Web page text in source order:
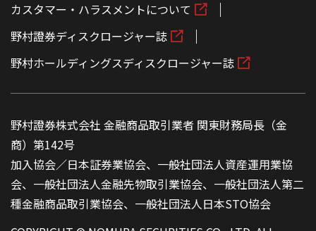
カスタマー・ハラスメントについて
野村證券ディスクロージャー誌
野村ホールディングスディスクロージャー誌
野村證券株式会社 金融商品取引業者 関東財務局長（金
商）第142号
加入協会／日本証券業協会、一般社団法人資産運用業協
会、一般社団法人金融先物取引業協会、一般社団法人第二
種金融商品取引業協会、一般社団法人日本STO協会